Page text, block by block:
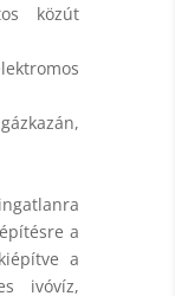
közút
a
a
ivóvíz,